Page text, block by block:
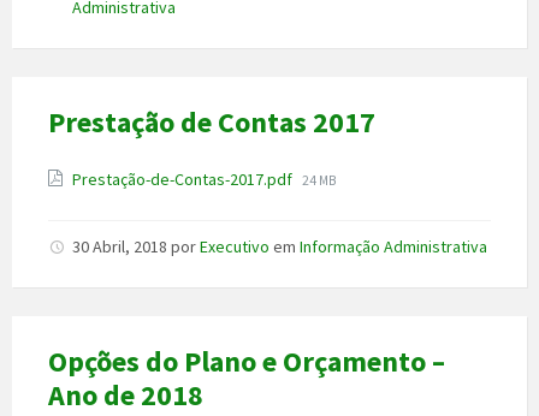
Administrativa
Prestação de Contas 2017
Anexo
Prestação-de-Contas-2017.pdf File
24 MB
30 Abril, 2018 porExecutivo em Informação Administrativa
Opções do Plano e Orçamento –
Ano de 2018